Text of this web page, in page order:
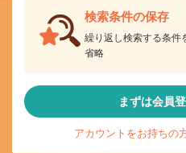
検索条件の保存
繰り返し検索する条件
省略
まずは会員
アカウントをお持ちの